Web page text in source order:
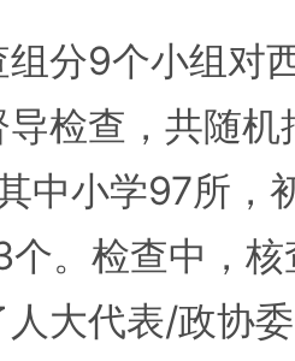
9个小组对
检查，共随机
中小学97所，
个。检查中，
大代表/政协